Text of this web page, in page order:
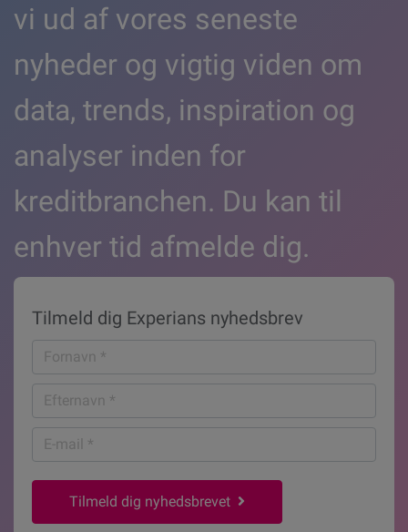
vi ud af vores seneste
nyheder og vigtig viden om
data, trends, inspiration og
analyser inden for
kreditbranchen. Du kan til
enhver tid afmelde dig.
Tilmeld dig Experians nyhedsbrev
Fornavn
*
Efternavn
*
mail
*
Tilmeld dig nyhedsbrevet